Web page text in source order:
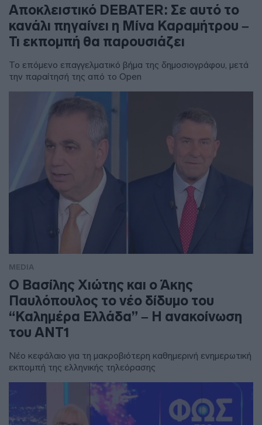
Αποκλειστικό DEBATER: Σε αυτό το
κανάλι πηγαίνει η Μίνα Καραμήτρου –
Τι εκπομπή θα παρουσιάζει
Το επόμενο επαγγελματικό βήμα της δημοσιογράφου, μετά
την παραίτησή της από το Open
MEDIA
Ο Βασίλης Χιώτης και ο Άκης
Παυλόπουλος το νέο δίδυμο του
“Καλημέρα Ελλάδα” – Η ανακοίνωση
του ΑΝΤ1
Νέο κεφάλαιο για τη μακροβιότερη καθημερινή ενημερωτική
εκπομπή της ελληνικής τηλεόρασης